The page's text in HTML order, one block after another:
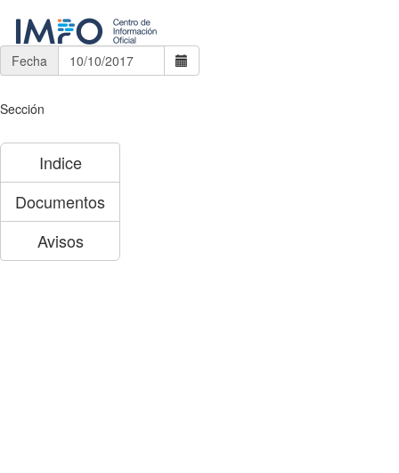
Fecha
Sección
Indice
Documentos
Avisos